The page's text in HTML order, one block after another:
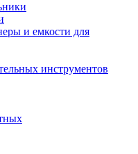
и емкости для
инструментов